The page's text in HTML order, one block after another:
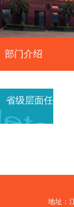
部门介绍
农
九三
省级层面任
地址：